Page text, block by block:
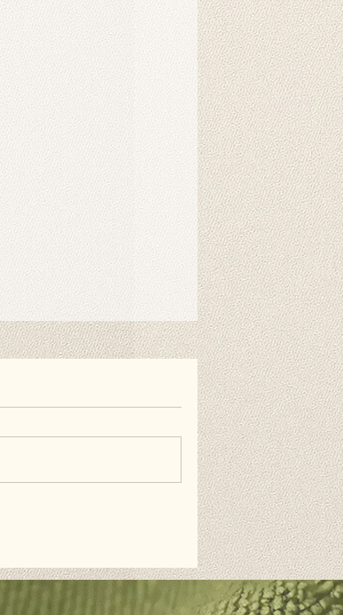
in der Maschine gewaschen
Tuch abgewischt werden.
konzipiert. Sie können
werden, um Ihrer
eine ästhetische Note zu
hochauflösenden Motive
künstlicher Intelligenz
jeder Umgebung eine warme
Hintergrunds wird in der Regel
Sie können ihn
am Ständer
Wandverkleidung
Sie doppelseitiges
verwenden. Diese
und nicht im Lieferumfang